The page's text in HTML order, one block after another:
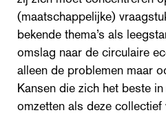
(maatschappelijke)
bekende thema’s als
omslag naar de circulaire
alleen de problemen maar
Kansen die zich het beste
omzetten als deze